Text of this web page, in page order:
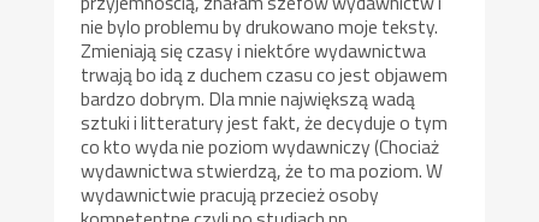
nie bylo problemu by drukowano moje teksty.
Zmieniają się czasy i niektóre wydawnictwa
trwają bo idą z duchem czasu co jest objawem
bardzo dobrym. Dla mnie największą wadą
sztuki i litteratury jest fakt, że decyduje o tym
co kto wyda nie poziom wydawniczy (Chociaż
wydawnictwa stwierdzą, że to ma poziom. W
wydawnictwie pracują przecież osoby